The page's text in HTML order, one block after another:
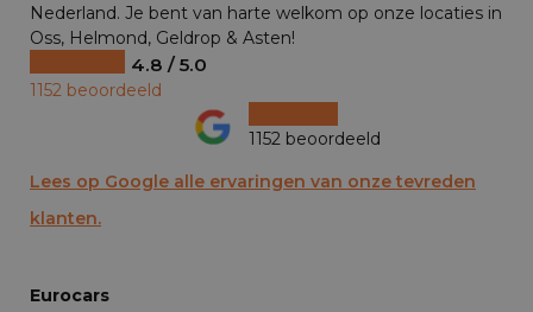
Nederland. Je bent van harte welkom op onze locaties in
Oss, Helmond, Geldrop & Asten!
4.8 / 5.0
1152 beoordeeld
1152 beoordeeld
Lees op Google alle ervaringen van onze tevreden
klanten.
Eurocars